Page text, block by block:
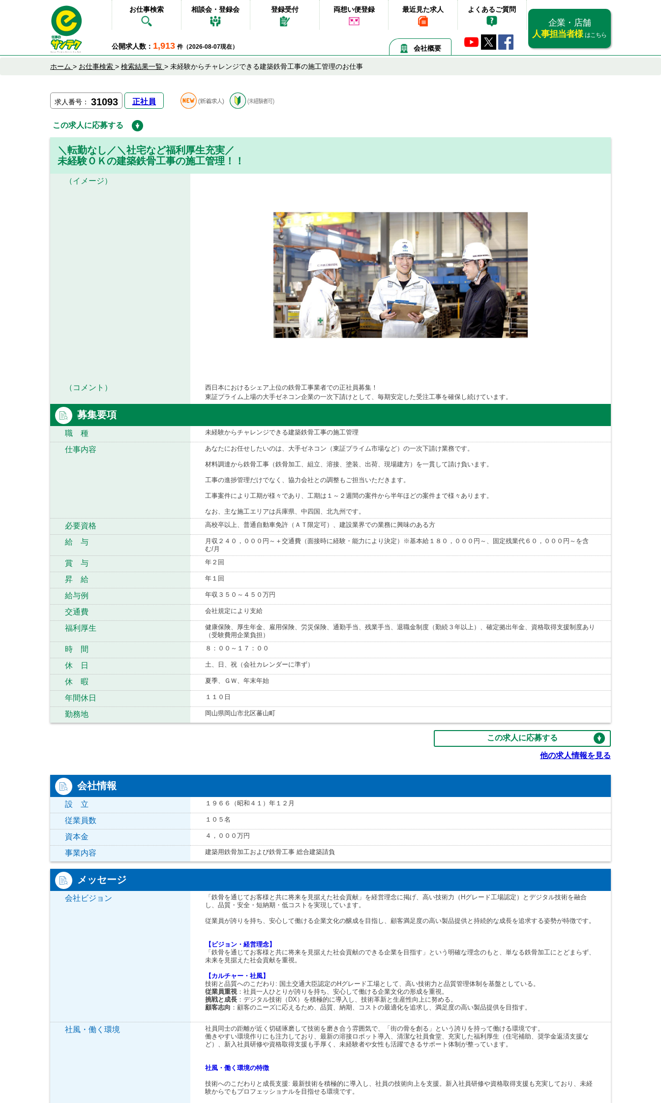
お仕事検索 相談会・登録会 登録受付 両想い便登録 最近見た求人 よくあるご質問
企業・店舗
人事担当者様 はこちら
公開求人数： 1,913 件（2026-08-07現在） 会社概要
ホーム > お仕事検索 > 検索結果一覧 > 未経験からチャレンジできる建築鉄骨工事の施工管理のお仕事
求人番号： 31093 正社員
この求人に応募する
＼転勤なし／＼社宅など福利厚生充実／
未経験ＯＫの建築鉄骨工事の施工管理！！
（イメージ）
（コメント）
西日本におけるシェア上位の鉄骨工事業者での正社員募集！
東証プライム上場の大手ゼネコン企業の一次下請けとして、毎期安定した受注工事を確保し続けています。
募集要項
職 種 未経験からチャレンジできる建築鉄骨工事の施工管理
仕事内容 あなたにお任せしたいのは、大手ゼネコン（東証プライム市場など）の一次下請け業務です。
材料調達から鉄骨工事（鉄骨加工、組立、溶接、塗装、出荷、現場建方）を一貫して請け負います。
工事の進捗管理だけでなく、協力会社との調整もご担当いただきます。
工事案件により工期が様々であり、工期は１～２週間の案件から半年ほどの案件まで様々あります。
なお、主な施工エリアは兵庫県、中四国、北九州です。
必要資格 高校卒以上、普通自動車免許（ＡＴ限定可）、建設業界での業務に興味のある方
給 与
月収２４０，０００円～＋交通費（面接時に経験・能力により決定）※基本給１８０，０００円～、固定残業代６０，０００円～を含
む/月
賞 与 年２回
昇 給 年１回
給与例 年収３５０～４５０万円
交通費 会社規定により支給
福利厚生
健康保険、厚生年金、雇用保険、労災保険、通勤手当、残業手当、退職金制度（勤続３年以上）、確定拠出年金、資格取得支援制度あり
（受験費用企業負担）
時 間 ８：００～１７：００
休 日 土、日、祝（会社カレンダーに準ず）
休 暇 夏季、ＧＷ、年末年始
年間休日 １１０日
勤務地 岡山県岡山市北区蕃山町
この求人に応募する
他の求人情報を見る
会社情報
設 立 １９６６（昭和４１）年１２月
従業員数 １０５名
資本金 ４，０００万円
事業内容 建築用鉄骨加工および鉄骨工事 総合建築請負
メッセージ
会社ビジョン
「鉄骨を通じてお客様と共に将来を見据えた社会貢献」を経営理念に掲げ、高い技術力（Hグレード工場認定）とデジタル技術を融合
し、品質・安全・短納期・低コストを実現しています。
従業員が誇りを持ち、安心して働ける企業文化の醸成を目指し、顧客満足度の高い製品提供と持続的な成長を追求する姿勢が特徴です。
【ビジョン・経営理念】
「鉄骨を通じてお客様と共に将来を見据えた社会貢献のできる企業を目指す」という明確な理念のもと、単なる鉄骨加工にとどまらず、
未来を見据えた社会貢献を重視。
【カルチャー・社風】
技術と品質へのこだわり: 国土交通大臣認定のHグレード工場として、高い技術力と品質管理体制を基盤としている。
従業員重視 ：社員一人ひとりが誇りを持ち、安心して働ける企業文化の形成を重視。
挑戦と成長 ：デジタル技術（DX）を積極的に導入し、技術革新と生産性向上に努める。
顧客志向 ：顧客のニーズに応えるため、品質、納期、コストの最適化を追求し、満足度の高い製品提供を目指す。
社風・働く環境
社員同士の距離が近く切磋琢磨して技術を磨き合う雰囲気で、「街の骨を創る」という誇りを持って働ける環境です。
働きやすい環境作りにも注力しており、最新の溶接ロボット導入、清潔な社員食堂、充実した福利厚生（住宅補助、奨学金返済支援な
ど）、新入社員研修や資格取得支援も手厚く、未経験者や女性も活躍できるサポート体制が整っています。
社風・働く環境の特徴
技術へのこだわりと成長支援: 最新技術を積極的に導入し、社員の技術向上を支援。新入社員研修や資格取得支援も充実しており、未経
験からでもプロフェッショナルを目指せる環境です。